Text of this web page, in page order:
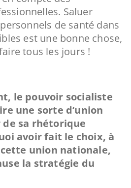
Saluer
de santé dans
est une bonne chose,
tous les jours !
le pouvoir socialiste
une sorte d’union
sa rhétorique
avoir fait le choix, à
cette union nationale,
la stratégie du